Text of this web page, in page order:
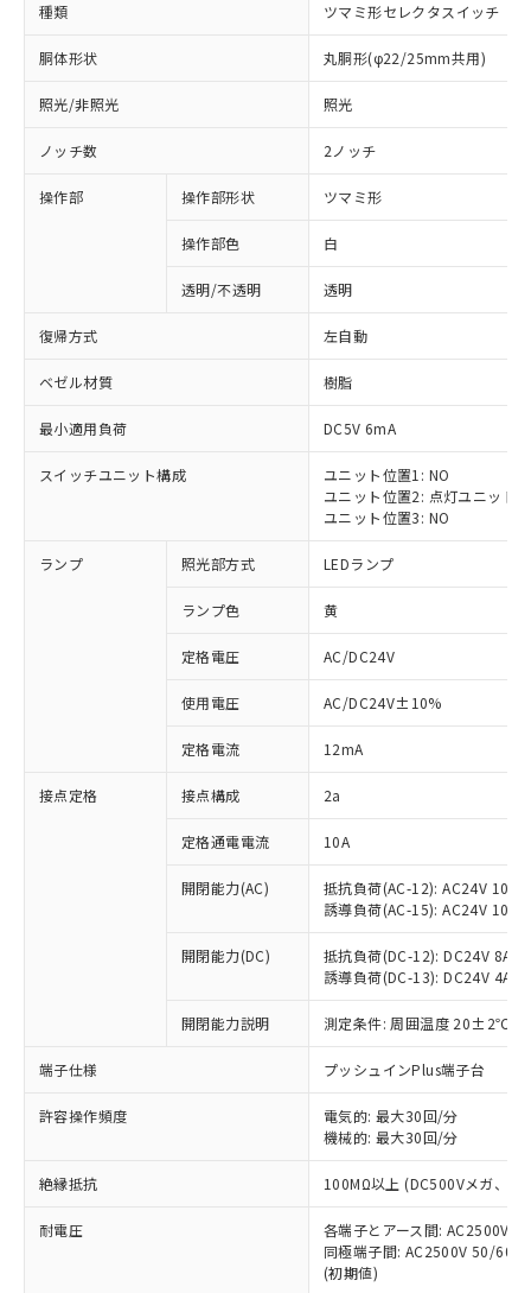
種類 ツマミ形セレクタスイッチ
胴体形状 丸胴形(φ22/25mm共用)
照光/非照光 照光
ノッチ数 2ノッチ
操作部 操作部形状 ツマミ形
操作部色 白
透明/不透明 透明
復帰方式 左自動
ベゼル材質 樹脂
最小適用負荷 DC5V 6mA
スイッチユニット構成
ユニット位置1: NO
ユニット位置2: 点灯ユニット
ユニット位置3: NO
ランプ 照光部方式 LEDランプ
ランプ色 黄
定格電圧 AC/DC24V
使用電圧 AC/DC24V±10%
定格電流 12mA
接点定格 接点構成 2a
定格通電電流 10A
開閉能力(AC)
抵抗負荷(AC-12): AC24V 10A/
誘導負荷(AC-15): AC24V
開閉能力(DC)
抵抗負荷(DC-12): DC24V 8A/
誘導負荷(DC-13): DC24V 4A/
開閉能力説明 測定条件: 周囲温度 20±2℃、
端子仕様 プッシュインPlus端子台
許容操作頻度
電気的: 最大30回/分
機械的: 最大30回/分
絶縁抵抗 100MΩ以上 (DC500Vメガ、点
耐電圧
各端子とアース間: AC2500V
同極端子間: AC2500V 50/
(初期値)
ご利用条件
以下の条件をお読みいただき、同意のうえ
ご利用ください。
本サービスは、当社制御機器事業取扱
商品の当社在庫状況および標準価格
(税抜)を提供させていただくもので
当社制御機器事業取扱商品の中には、
本サービスの対象外となる商品もある
ことをご了承ください。
在庫状況および標準価格照会結果は、
記載している更新日時点での社内デー
タに基づき作成されるものであり、閲
覧された時点での実際の在庫および標
準価格とは異なる場合があることをご
※1 対応状況
対応済み：EU RoHS指令（10物質）の
非含有に対応した製品が提供可能な商品で
す。
対応予定：EU RoHS指令（10物質）の非含
有に対応した製品に切り替える予定のある
対応予定なし：EU RoHS指令（10物質）の
非含有に非対応の商品で、対応品を出す予
定はありません。
調査・確認中：EU RoHS指令（10物質）の
非含有の対応状況を調査中または確認中の
非該当品：ライセンス料など無形物で、有
害物質有無と関係のない商品です。
仕入先様の事情により、非含有部品として
いたものが、含有品と判明した場合などや
むを得ず変更することがあります。
六価クロム(Cr(Ⅵ)) 1000ppm以下、ポリ臭化ビフェニル
類(PBB) 1000ppm以下、ポリ臭化ジフェニルエーテル類
「○」：最大均質材料含有率が中国RoHSの
基準値以下であることを示します。
「×」：最大均質材料含有率が中国RoHSの
基準値を超えていることを示します。
「－」：未確認です。当社販売部門へお問
*中国RoHS10物質の基準値 (GB/T26572)：
Pb(鉛) :1000ppm、 Hg(水銀) : 1000ppm、 Cd(カドミウ
Cr(Ⅵ)(六価クロム) : 1000ppm、 PBBs(ポリ臭化ビフェ
当社は、これら貴社製品のうち、外国
為替および外国貿易法に定める商品
（以下｢規制貨物等」という）を輸出
または国外への提供する場合は、日本
国政府の輸出許可(または役務取引許
可)を取得するなどの必要な手続きを